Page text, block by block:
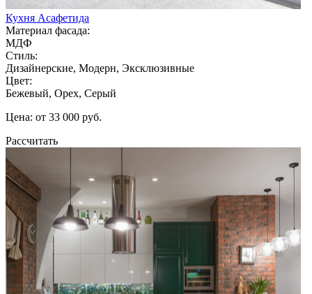
Кухня Асафетида
Материал фасада:
МДФ
Стиль:
Дизайнерские, Модерн, Эксклюзивные
Цвет:
Бежевый, Орех, Серый
Цена: от 33 000 руб.
Рассчитать